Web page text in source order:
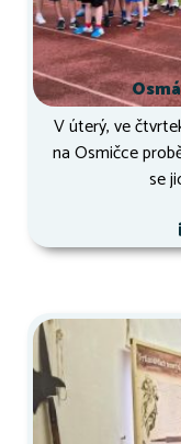
V úterý, ve
na Osmičce
se